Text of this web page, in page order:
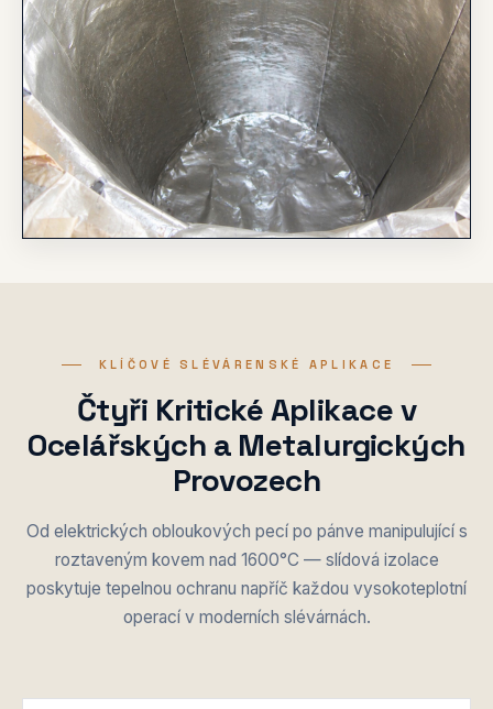
KLÍČOVÉ SLÉVÁRENSKÉ APLIKACE
Čtyři Kritické Aplikace v
Ocelářských a Metalurgických
Provozech
Od elektrických obloukových pecí po pánve manipulující s
roztaveným kovem nad 1600°C — slídová izolace
poskytuje tepelnou ochranu napříč každou vysokoteplotní
operací v moderních slévárnách.